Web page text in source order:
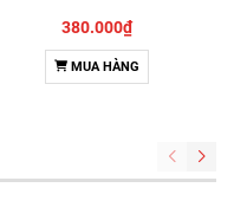
380.000₫
MUA HÀNG